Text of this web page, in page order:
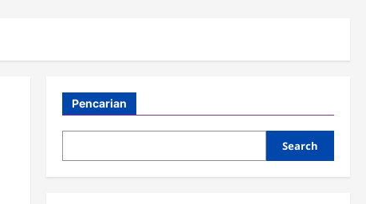
Pencarian
Search